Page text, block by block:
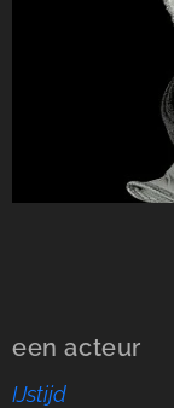
een acteur
IJstijd